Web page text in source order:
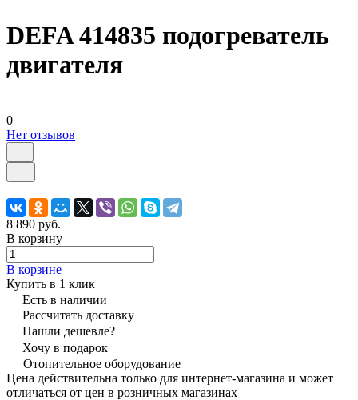
DEFA 414835 подогреватель
двигателя
0
Нет отзывов
8 890 руб.
В корзину
В корзине
Купить в 1 клик
Есть в наличии
Рассчитать доставку
Нашли дешевле?
Хочу в подарок
Отопительное оборудование
Цена действительна только для интернет-магазина и может
отличаться от цен в розничных магазинах